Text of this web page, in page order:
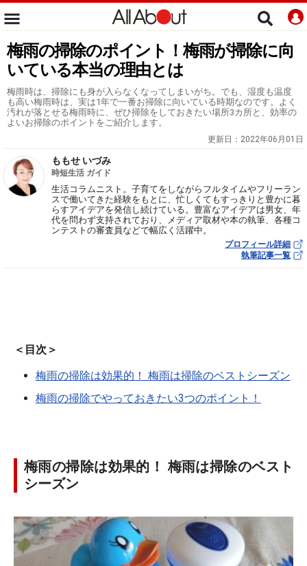
梅雨の掃除のポイント！梅雨が掃除に向
いている本当の理由とは
梅雨時は、掃除にも身が入らなくなってしまいがち。でも、湿度も温度
も高い梅雨時は、実は1年で一番お掃除に向いている時期なのです。よく
汚れが落とせる梅雨時に、ぜひ掃除をしておきたい場所3カ所と、効率の
よいお掃除のポイントをご紹介します。
更新日： 2022年06月01日
ももせ いづみ
時短生活 ガイド
生活コラムニスト。子育てをしながらフルタイムやフリーラン
スで働いてきた経験をもとに、忙しくてもすっきりと豊かに暮
らすアイデアを発信し続けている。豊富なアイデアは男女、年
代を問わず支持されており、メディア取材や本の執筆、各種コ
ンテストの審査員などで幅広く活躍中。
プロフィール詳細
執筆記事一覧
＜目次＞
梅雨の掃除は効果的！ 梅雨は掃除のベストシーズン
梅雨の掃除でやっておきたい3つのポイント！
梅雨の掃除は効果的！ 梅雨は掃除のベスト
シーズン